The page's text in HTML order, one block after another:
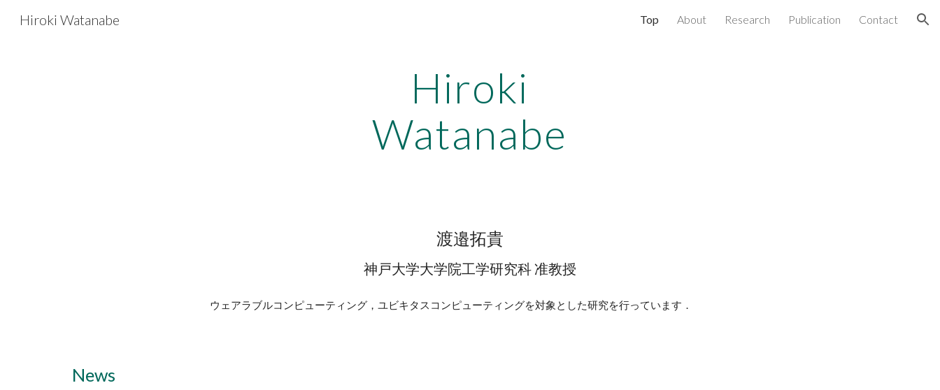
Hiroki Watanabe Top About Research Publication Contact
Hiroki
Watanabe
渡邉拓貴
神戸大学大学院工学研究科 准教授
ウェアラブルコンピューティング，ユビキタスコンピューティングを対象とした研究を行っています．
News